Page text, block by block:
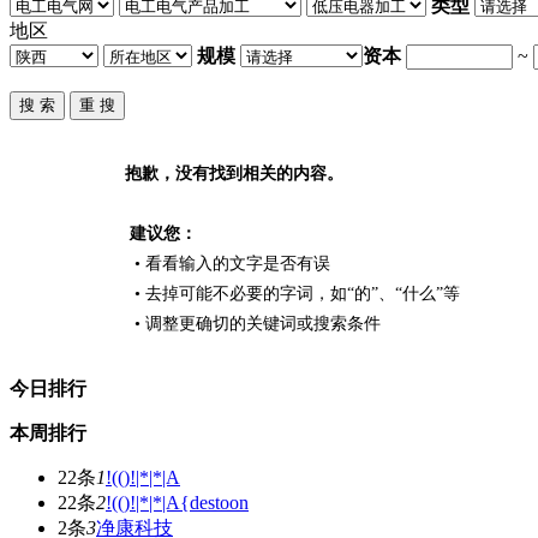
类型
地区
规模
资本 ~
抱歉，没有找到相关的内容。
建议您：
• 看看输入的文字是否有误
• 去掉可能不必要的字词，如“的”、“什么”等
• 调整更确切的关键词或搜索条件
今日排行
本周排行
22条1!(()!|*|*|A
22条2!(()!|*|*|A{destoon
2条3净康科技